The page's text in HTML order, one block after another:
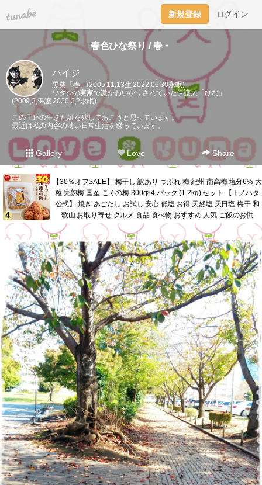
tuna.be 新規登録 ログイン
春色ひな祭り / 春・
ハイジ
黒柴「春」(2005,11,13生 2022,06,30永眠)
ワタシの実家で激かわいがりされていた保護犬「ひな」
(2009,3,保護 2020,3,2永眠)
この子達の生きた証を残しておこうと思っています。
最近は私の内容の薄い日常生活を綴っています。
Gallery Love Share
【30％オフSALE】 梅干し 訳あり つぶれ 梅 紀州 南高梅 塩分6% 大
粒 完熟梅 国産 こくの梅 300g×4 パック (1.2kg) セット 【トノハタ
公式】 焼き あごだし お試し 安心 低塩 お得 天然塩 天日塩 梅干 和
歌山 お取り寄せ グルメ 食品 食べ物 おすすめ 人気 ご飯のお供